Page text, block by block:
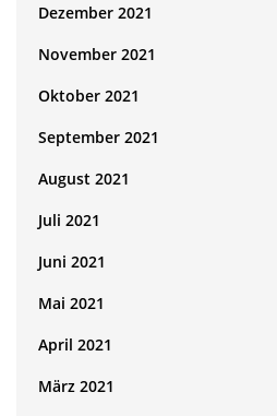
Dezember 2021
November 2021
Oktober 2021
September 2021
August 2021
Juli 2021
Juni 2021
Mai 2021
April 2021
März 2021